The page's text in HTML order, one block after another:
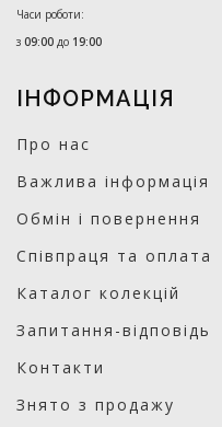
Часи роботи:
з 09:00 до 19:00
ІНФОРМАЦІЯ
Про нас
Важлива інформація
Обмін і повернення
Співпраця та оплата
Каталог колекцій
Запитання-відповідь
Контакти
Знято з продажу